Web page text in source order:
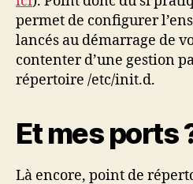
permet de configurer
lancés au démarrage de
contenter d’une gestion
répertoire /etc/init.d.
Et mes ports
Là encore, point de